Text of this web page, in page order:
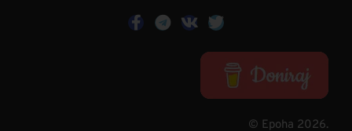
© Epoha 2026.